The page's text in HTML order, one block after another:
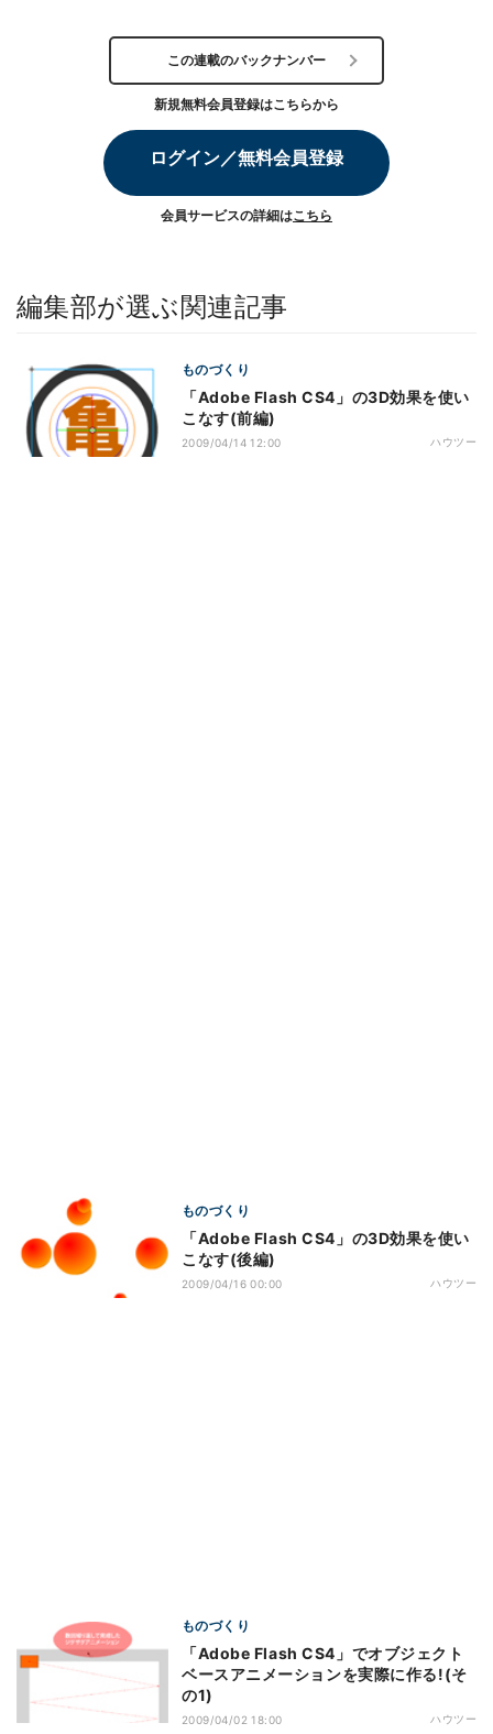
この連載のバックナンバー
新規無料会員登録はこちらから
ログイン／無料会員登録
会員サービスの詳細はこちら
編集部が選ぶ関連記事
ものづくり
「Adobe Flash CS4」の3D効果を使い
こなす(前編)
2009/04/14 12:00 ハウツー
ものづくり
「Adobe Flash CS4」の3D効果を使い
こなす(後編)
2009/04/16 00:00 ハウツー
ものづくり
「Adobe Flash CS4」でオブジェクト
ベースアニメーションを実際に作る!(そ
の1)
2009/04/02 18:00 ハウツー